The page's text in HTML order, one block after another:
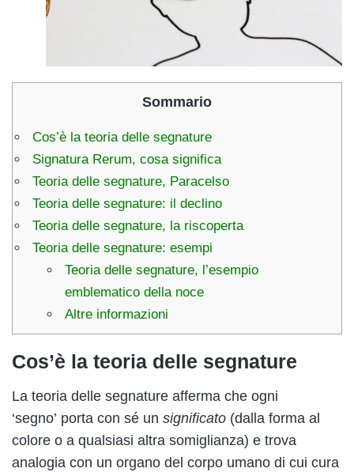
Sommario
Cos’è la teoria delle segnature
Signatura Rerum, cosa significa
Teoria delle segnature, Paracelso
Teoria delle segnature: il declino
Teoria delle segnature, la riscoperta
Teoria delle segnature: esempi
Teoria delle segnature, l’esempio
emblematico della noce
Altre informazioni
Cos’è la teoria delle segnature
La teoria delle segnature afferma che ogni
‘segno’ porta con sé un significato (dalla forma al
colore o a qualsiasi altra somiglianza) e trova
analogia con un organo del corpo umano di cui cura